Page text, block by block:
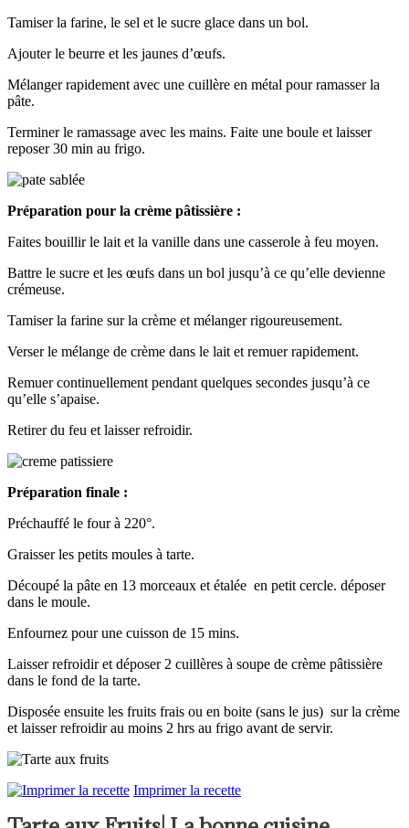
Tamiser la farine, le sel et le sucre glace dans un bol.
Ajouter le beurre et les jaunes d’œufs.
Mélanger rapidement avec une cuillère en métal pour ramasser la
pâte.
Terminer le ramassage avec les mains. Faite une boule et laisser
reposer 30 min au frigo.
Préparation pour la crème pâtissière :
Faites bouillir le lait et la vanille dans une casserole à feu moyen.
Battre le sucre et les œufs dans un bol jusqu’à ce qu’elle devienne
crémeuse.
Tamiser la farine sur la crème et mélanger rigoureusement.
Verser le mélange de crème dans le lait et remuer rapidement.
Remuer continuellement pendant quelques secondes jusqu’à ce
qu’elle s’apaise.
Retirer du feu et laisser refroidir.
Préparation finale :
Préchauffé le four à 220°.
Graisser les petits moules à tarte.
Découpé la pâte en 13 morceaux et étalée en petit cercle. déposer
dans le moule.
Enfournez pour une cuisson de 15 mins.
Laisser refroidir et déposer 2 cuillères à soupe de crème pâtissière
dans le fond de la tarte.
Disposée ensuite les fruits frais ou en boite (sans le jus) sur la crème
et laisser refroidir au moins 2 hrs au frigo avant de servir.
Imprimer la recette